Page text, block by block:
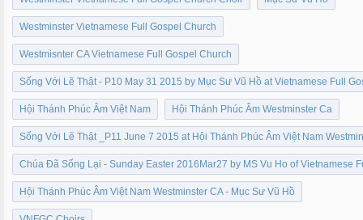
Westminster Vietnamese Full Gospel Church
Westmisnter CA Vietnamese Full Gospel Church
Sống Với Lẽ Thật - P10 May 31 2015 by Mục Sư Vũ Hồ at Vietnamese Full
Hội Thánh Phúc Âm Việt Nam Hội Thánh Phúc Âm Westminster Ca
Sống Với Lẽ Thật _P11 June 7 2015 at Hội Thánh Phúc Âm Việt Nam
Chúa Đã Sống Lại - Sunday Easter 2016Mar27 by MS Vu Ho of Vietnamese
Hội Thánh Phúc Âm Việt Nam Westminster CA - Mục Sư Vũ Hồ